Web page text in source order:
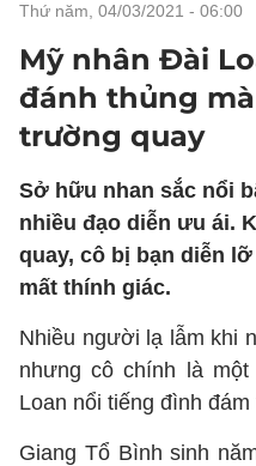
thứ năm, 04/03/2021 - 06:00
Mỹ nhân Đài
đánh thủng
trường quay
Sở hữu nhan sắc nổi
nhiều đạo diễn ưu ái.
quay, cô bị bạn diễn
mất thính giác.
Nhiều người lạ lẫm khi
nhưng cô chính là
Loan nổi tiếng đình
Giang Tổ Bình sinh